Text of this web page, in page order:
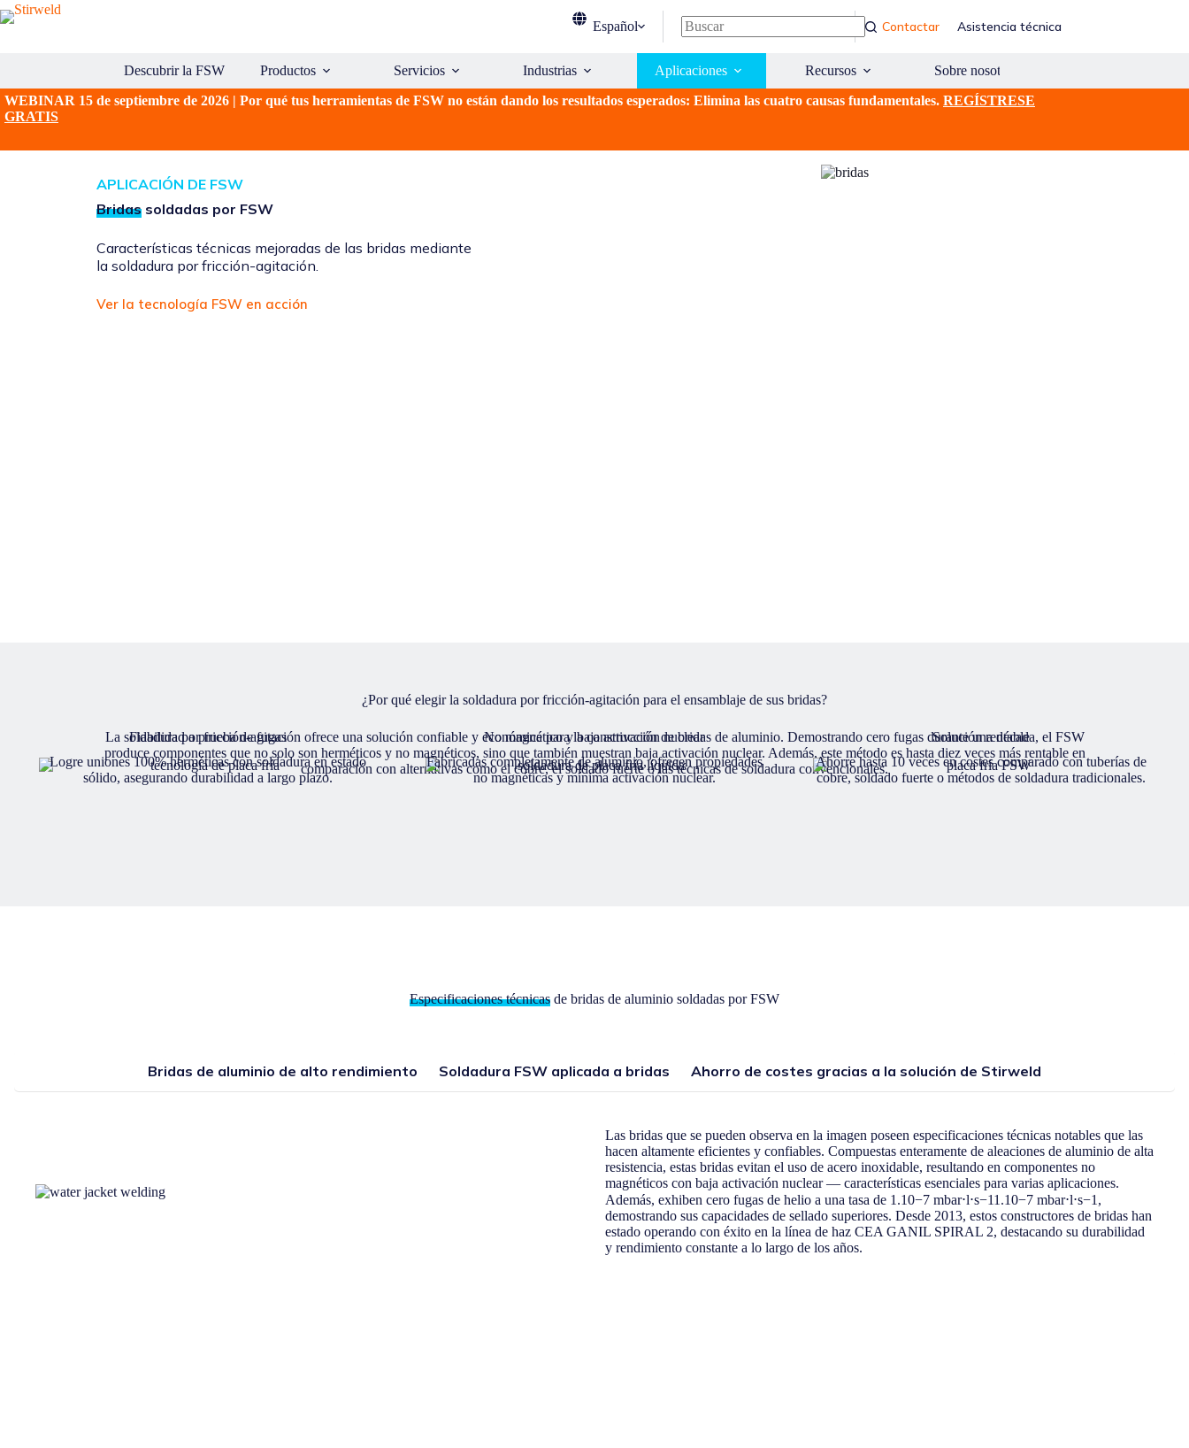
Saltar
al
Español
Contactar Asistencia técnica
Descubrir la FSW Productos Servicios Industrias Aplicaciones Recursos
Sobre nosotros
WEBINAR 15 de septiembre de 2026 | Por qué tus herramientas de FSW no están dando los resultados esperados: Elimina las cuatro causas fundamentales. REGÍSTRESE
GRATIS
APLICACIÓN DE FSW
Bridas soldadas por FSW
Características técnicas mejoradas de las bridas mediante
la soldadura por fricción-agitación.
Ver la tecnología FSW en acción
¿Por qué elegir la soldadura por fricción-agitación para el ensamblaje de sus bridas?
La soldadura por fricción-agitación ofrece una solución confiable y económica para la construcción de bridas de aluminio. Demostrando cero fugas durante una década, el FSW
produce componentes que no solo son herméticos y no magnéticos, sino que también muestran baja activación nuclear. Además, este método es hasta diez veces más rentable en
comparación con alternativas como el cobre, el soldado fuerte o las técnicas de soldadura convencionales.
Fiabilidad a prueba de fugas
Logre uniones 100% herméticas con soldadura en estado
sólido, asegurando durabilidad a largo plazo.
No magnético y baja activación nuclear
Fabricadas completamente de aluminio, ofrecen propiedades
no magnéticas y mínima activación nuclear.
Solución rentable
Ahorre hasta 10 veces en costes comparado con tuberías de
cobre, soldado fuerte o métodos de soldadura tradicionales.
Especificaciones técnicas de bridas de aluminio soldadas por FSW
Bridas de aluminio de alto rendimiento Soldadura FSW aplicada a bridas Ahorro de costes gracias a la solución de Stirweld
Las bridas que se pueden observa en la imagen poseen especificaciones técnicas notables que las
hacen altamente eficientes y confiables. Compuestas enteramente de aleaciones de aluminio de alta
resistencia, estas bridas evitan el uso de acero inoxidable, resultando en componentes no
magnéticos con baja activación nuclear — características esenciales para varias aplicaciones.
Además, exhiben cero fugas de helio a una tasa de 1.10−7 mbar⋅l⋅s−11.10−7 mbar⋅l⋅s−1,
demostrando sus capacidades de sellado superiores. Desde 2013, estos constructores de bridas han
estado operando con éxito en la línea de haz CEA GANIL SPIRAL 2, destacando su durabilidad
y rendimiento constante a lo largo de los años.